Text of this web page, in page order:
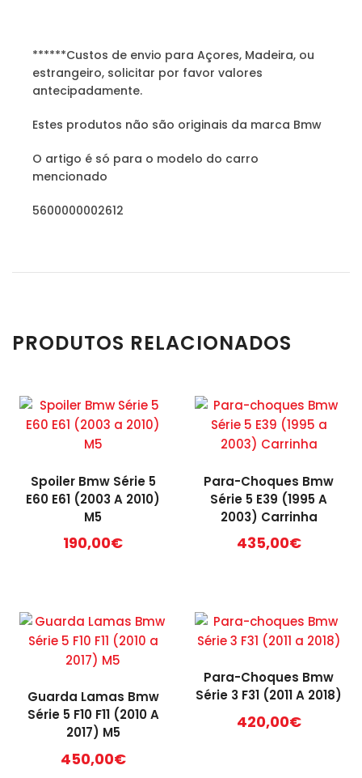
******Custos de envio para Açores, Madeira, ou
estrangeiro, solicitar por favor valores
antecipadamente.
Estes produtos não são originais da marca Bmw
O artigo é só para o modelo do carro
mencionado
5600000002612
PRODUTOS RELACIONADOS
Spoiler Bmw Série 5
E60 E61 (2003 A 2010)
M5
190,00€
Para-Choques Bmw
Série 5 E39 (1995 A
2003) Carrinha
435,00€
Guarda Lamas Bmw
Série 5 F10 F11 (2010 A
2017) M5
450,00€
Para-Choques Bmw
Série 3 F31 (2011 A 2018)
420,00€